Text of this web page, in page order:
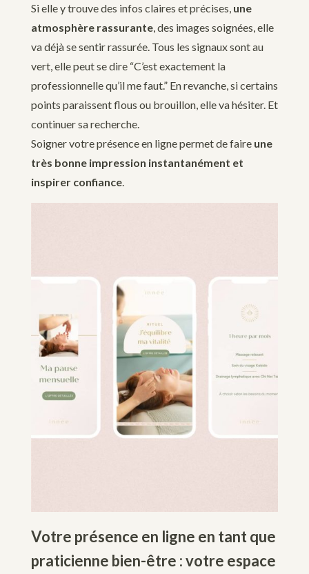
Si elle y trouve des infos claires et précises, une
atmosphère rassurante, des images soignées, elle
va déjà se sentir rassurée. Tous les signaux sont au
vert, elle peut se dire “C’est exactement la
professionnelle qu’il me faut.” En revanche, si certains
points paraissent flous ou brouillon, elle va hésiter. Et
continuer sa recherche.
Soigner votre présence en ligne permet de faire une
très bonne impression instantanément et
inspirer confiance.
Votre présence en ligne en tant que
praticienne bien-être : votre espace